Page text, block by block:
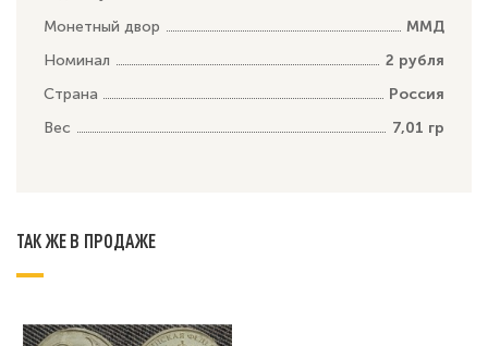
Монетный двор
ММД
Номинал
2 рубля
Страна
Россия
Вес
7,01 гр
ТАК ЖЕ В ПРОДАЖЕ